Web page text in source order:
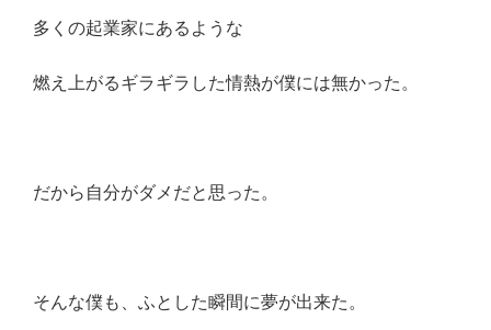
多くの起業家にあるような
燃え上がるギラギラした情熱が僕には無かった。
だから自分がダメだと思った。
そんな僕も、ふとした瞬間に夢が出来た。